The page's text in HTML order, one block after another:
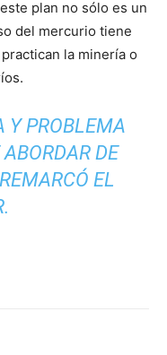
plan no sólo es un
del mercurio tiene
la minería o
Y PROBLEMA
DE
EL